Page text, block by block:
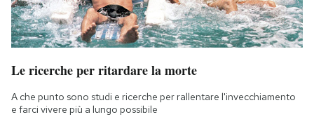
Le ricerche per ritardare la morte
A che punto sono studi e ricerche per rallentare l'invecchiamento
e farci vivere più a lungo possibile